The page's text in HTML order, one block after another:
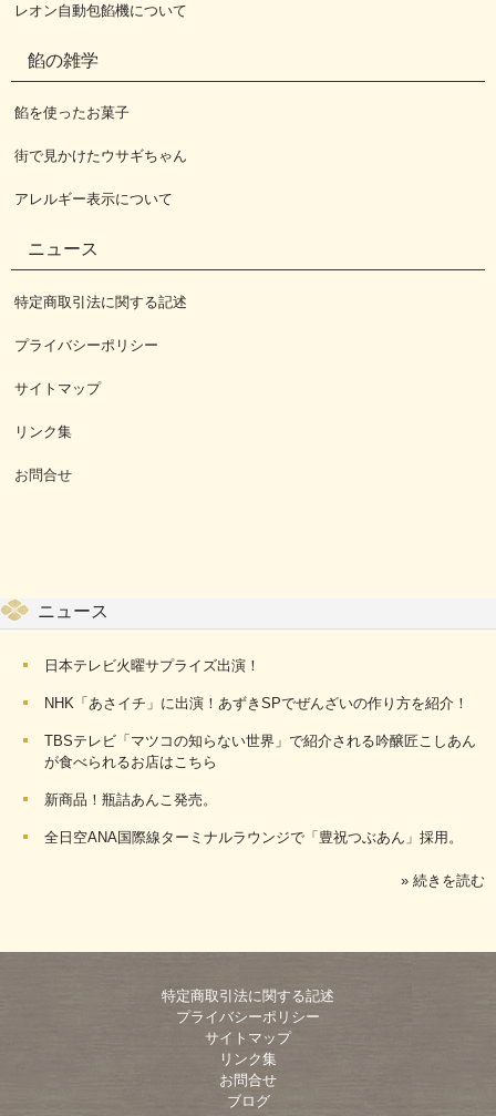
レオン自動包餡機について
餡の雑学
餡を使ったお菓子
街で見かけたウサギちゃん
アレルギー表示について
ニュース
特定商取引法に関する記述
プライバシーポリシー
サイトマップ
リンク集
お問合せ
ニュース
日本テレビ火曜サプライズ出演！
NHK「あさイチ」に出演！あずきSPでぜんざいの作り方を紹介！
TBSテレビ「マツコの知らない世界」で紹介される吟醸匠こしあん
が食べられるお店はこちら
新商品！瓶詰あんこ発売。
全日空ANA国際線ターミナルラウンジで「豊祝つぶあん」採用。
» 続きを読む
特定商取引法に関する記述
プライバシーポリシー
サイトマップ
リンク集
お問合せ
ブログ